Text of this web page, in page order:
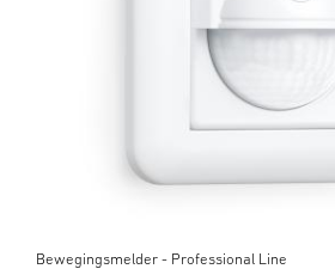
Bewegingsmelder - Professional Line